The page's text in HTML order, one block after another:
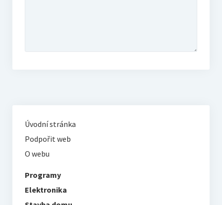
Úvodní stránka
Podpořit web
O webu
Programy
Elektronika